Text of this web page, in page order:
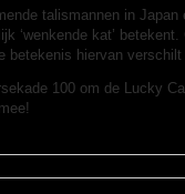
talismannen in Japan
‘wenkende kat’
betekenis hiervan
100 om de Lucky